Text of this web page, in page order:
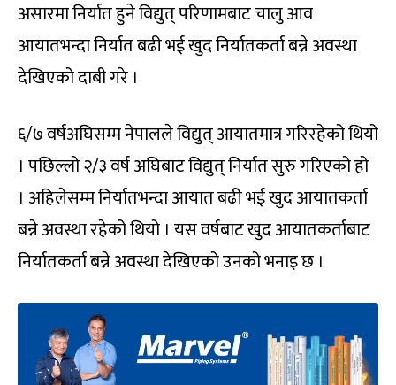
असारमा निर्यात हुने विद्युत् परिणामबाट चालु आव
आयातभन्दा निर्यात बढी भई खुद निर्यातकर्ता बन्ने अवस्था
देखिएको दाबी गरे ।
६/७ वर्षअघिसम्म नेपालले विद्युत् आयातमात्र गरिरहेको थियो
। पछिल्लो २/३ वर्ष अघिबाट विद्युत् निर्यात सुरु गरिएको हो
। अहिलेसम्म निर्यातभन्दा आयात बढी भई खुद आयातकर्ता
बन्ने अवस्था रहेको थियो । यस वर्षबाट खुद आयातकर्ताबाट
निर्यातकर्ता बन्ने अवस्था देखिएको उनको भनाइ छ ।